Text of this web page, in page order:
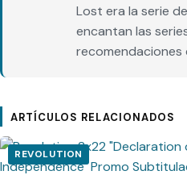
Lost era la serie
encantan las
recomendaciones
ARTÍCULOS RELACIONADOS
REVOLUTION